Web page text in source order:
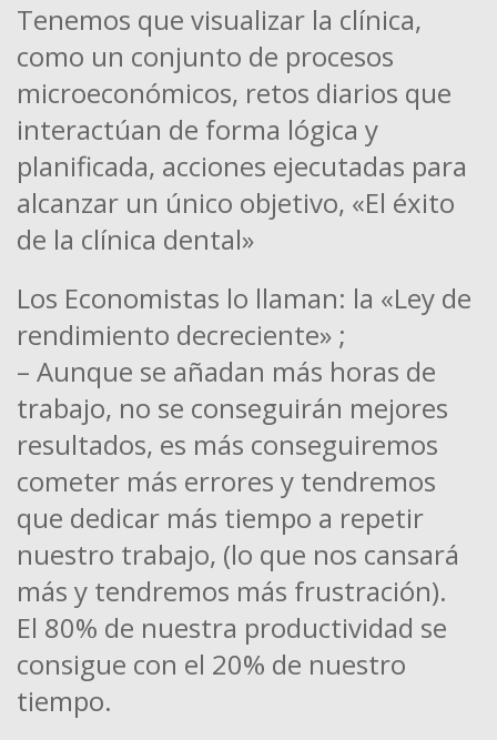
Tenemos que visualizar la clínica,
como un conjunto de procesos
microeconómicos, retos diarios que
interactúan de forma lógica y
planificada, acciones ejecutadas para
alcanzar un único objetivo, «El éxito
de la clínica dental»
Los Economistas lo llaman: la «Ley de
rendimiento decreciente» ;
– Aunque se añadan más horas de
trabajo, no se conseguirán mejores
resultados, es más conseguiremos
cometer más errores y tendremos
que dedicar más tiempo a repetir
nuestro trabajo, (lo que nos cansará
más y tendremos más frustración).
El 80% de nuestra productividad se
consigue con el 20% de nuestro
tiempo.